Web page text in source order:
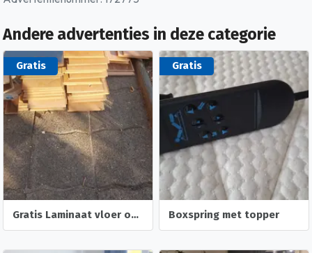
Andere advertenties in deze categorie
Gratis
Gratis Laminaat vloer ophalen
Gratis
Boxspring met topper